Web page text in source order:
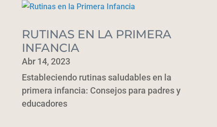
RUTINAS EN LA PRIMERA
INFANCIA
Abr 14, 2023
Estableciendo rutinas saludables en la
primera infancia: Consejos para padres y
educadores